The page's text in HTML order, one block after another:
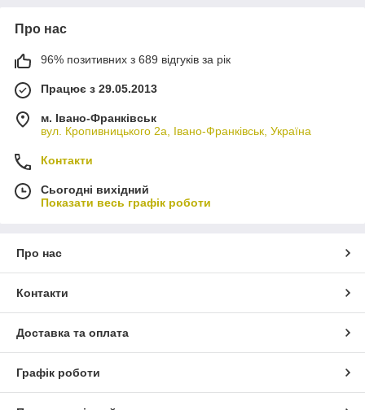
Про нас
96% позитивних з 689 відгуків за рік
Працює з 29.05.2013
м. Івано-Франківськ
вул. Кропивницького 2а, Івано-Франківськ, Україна
Контакти
Сьогодні вихідний
Показати весь графік роботи
Про нас
Контакти
Доставка та оплата
Графік роботи